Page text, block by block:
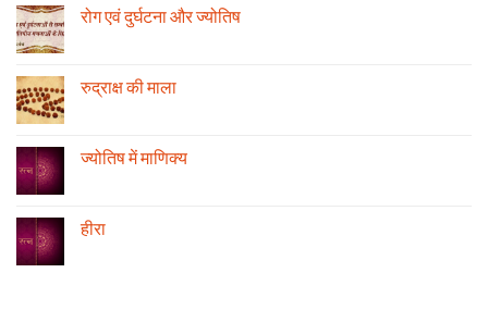
मंगल
ग्रह
अनुसार
तेजी-
रोग एवं दुर्घटना और ज्योतिष
रोग
एवं
रुद्राक्ष की माला
रुद्राक्ष
की
ज्योतिष में माणिक्य
ज्योतिष
मेंहीरा